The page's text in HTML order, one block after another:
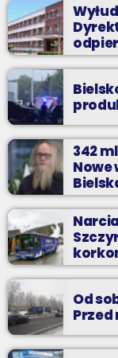
342
Nowe
Od